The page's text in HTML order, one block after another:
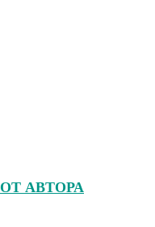
АВТОРА